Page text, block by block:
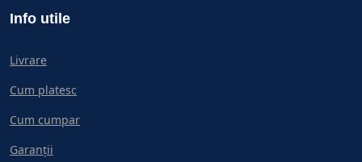
Info utile
Livrare
Cum platesc
Cum cumpar
Garanții